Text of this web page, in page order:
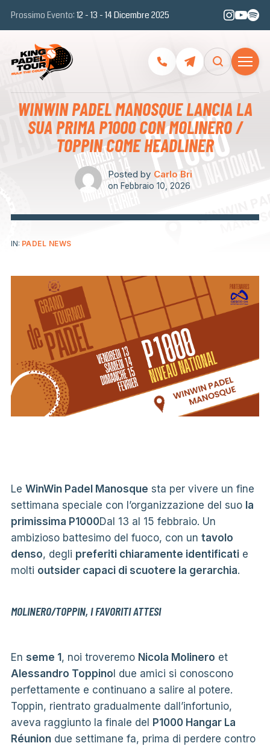
Prossimo Evento: 12 - 13 - 14 Dicembre 2025
WINWIN PADEL MANOSQUE LANCIA LA
SUA PRIMA P1000 CON MOLINERO /
TOPPIN COME HEADLINER
Posted by Carlo Bri
on Febbraio 10, 2026
IN: PADEL NEWS
Le WinWin Padel Manosque sta per vivere un fine
settimana speciale con l’organizzazione del suo la
primissima P1000Dal 13 al 15 febbraio. Un
ambizioso battesimo del fuoco, con un tavolo
denso, degli preferiti chiaramente identificatie
molti outsider capaci di scuotere la gerarchia.
MOLINERO/TOPPIN, I FAVORITI ATTESI
En seme 1 , noi troveremo Nicola Molinero et
Alessandro Toppino I due amici si conoscono
perfettamente e continuano a salire al potere.
Toppin, rientrato gradualmente dall’infortunio,
aveva raggiunto la finale del
P1000 Hangar La
Réuniondue settimane fa, prima di perdere contro